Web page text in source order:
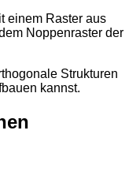
einem Raster aus
Noppenraster der
Strukturen
kannst.